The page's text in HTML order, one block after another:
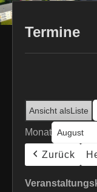
Termine
Ansicht alsListe
Monat
Zurück